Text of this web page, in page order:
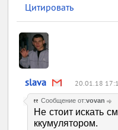
Цитировать
slava 20.01.18
Сообщение от:vovan
Не стоит искать
ккумулятором.